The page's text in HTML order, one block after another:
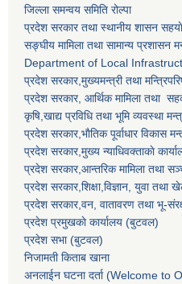
जिल्ला समन्वय समिति रोल्पा
प्रदेश सरकार तथा स्थानीय शासन
सङ्‍घीय मामिला तथा सामान्य प्रशासन
Department of Local
प्रदेश सरकार,मुख्यमन्त्री तथा
प्रदेश सरकार, आर्थिक मामिला तथा
कृषि,खाद्य प्रविधि तथा भूमि व्यवस्था
प्रदेश सरकार,भाैतिक पूर्वाधार विकास
प्रदेश सरकार,मुख्य न्याधिवक्ताकाे
प्रदेश सरकार,आन्तरिक मामिला तथा
प्रदेश सरकार,शिक्षा,विज्ञान, युवा
प्रदेश सरकार,वन, वातावरण तथा भू-
प्रदेश प्रमुखकाे कार्यालय (बुटवल)
प्रदेश सभा (बुटवल)
निजामती किताब खाना
अनलाईन घटना दर्ता (Welcome to